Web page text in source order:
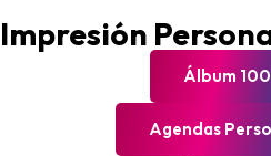
Impresión
Álbum
Agendas